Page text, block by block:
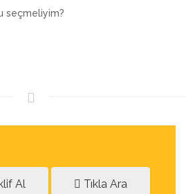
seçmeliyim?
Al Tıkla Ara